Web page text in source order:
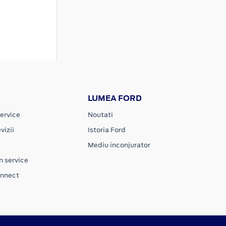
service
LUMEA FORD
Noutati
Istoria Ford
Mediu inconjurator